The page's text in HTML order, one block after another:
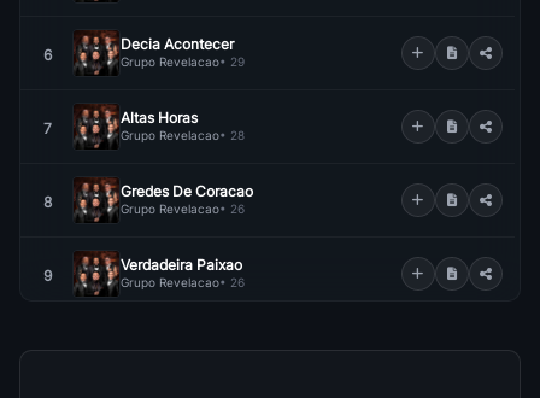
6
Decia Acontecer
Grupo Revelacao• 29
7
Altas Horas
Grupo Revelacao• 28
8
Gredes De Coracao
Grupo Revelacao• 26
9
Verdadeira Paixao
Grupo Revelacao• 26
10 Grupo Revelacao• 23